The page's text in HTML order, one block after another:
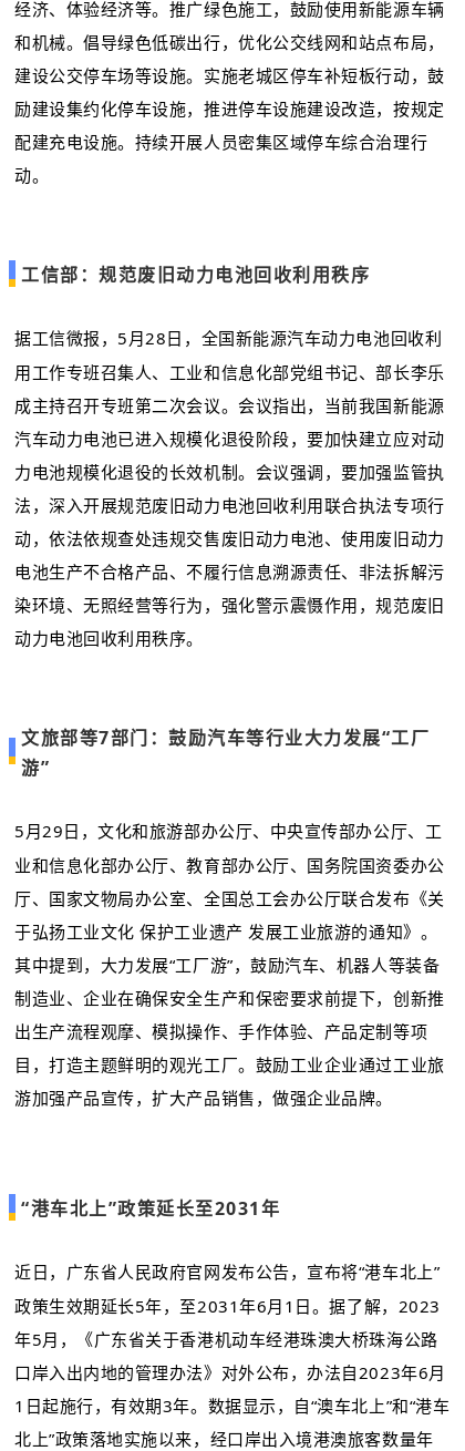
经济、体验经济等。推广绿色施工，鼓励使用新能源车辆
和机械。倡导绿色低碳出行，优化公交线网和站点布局，
建设公交停车场等设施。实施老城区停车补短板行动，鼓
励建设集约化停车设施，推进停车设施建设改造，按规定
配建充电设施。持续开展人员密集区域停车综合治理行
动。
工信部：规范废旧动力电池回收利用秩序
据工信微报，5月28日，全国新能源汽车动力电池回收利
用工作专班召集人、工业和信息化部党组书记、部长李乐
成主持召开专班第二次会议。会议指出，当前我国新能源
汽车动力电池已进入规模化退役阶段，要加快建立应对动
力电池规模化退役的长效机制。会议强调，要加强监管执
法，深入开展规范废旧动力电池回收利用联合执法专项行
动，依法依规查处违规交售废旧动力电池、使用废旧动力
电池生产不合格产品、不履行信息溯源责任、非法拆解污
染环境、无照经营等行为，强化警示震慑作用，规范废旧
动力电池回收利用秩序。
文旅部等7部门：鼓励汽车等行业大力发展“工厂
游”
5月29日，文化和旅游部办公厅、中央宣传部办公厅、工
业和信息化部办公厅、教育部办公厅、国务院国资委办公
厅、国家文物局办公室、全国总工会办公厅联合发布《关
于弘扬工业文化 保护工业遗产 发展工业旅游的通知》。
其中提到，大力发展“工厂游”，鼓励汽车、机器人等装备
制造业、企业在确保安全生产和保密要求前提下，创新推
出生产流程观摩、模拟操作、手作体验、产品定制等项
目，打造主题鲜明的观光工厂。鼓励工业企业通过工业旅
游加强产品宣传，扩大产品销售，做强企业品牌。
“港车北上”政策延长至2031年
近日，广东省人民政府官网发布公告，宣布将“港车北上”
政策生效期延长5年，至2031年6月1日。据了解，2023
年5月，《广东省关于香港机动车经港珠澳大桥珠海公路
口岸入出内地的管理办法》对外公布，办法自2023年6月
1日起施行，有效期3年。数据显示，自“澳车北上”和“港车
北上”政策落地实施以来，经口岸出入境港澳旅客数量年